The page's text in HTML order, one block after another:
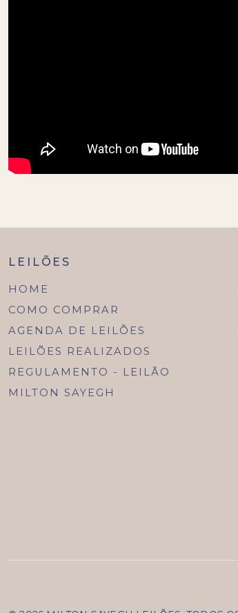
LEILÕES
HOME
COMO COMPRAR
AGENDA DE LEILÕES
LEILÕES REALIZADOS
REGULAMENTO - LEILÃO
MILTON SAYEGH